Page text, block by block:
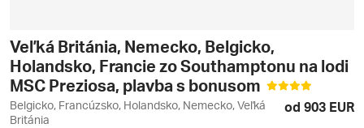
Veľká Británia, Nemecko, Belgicko,
Holandsko, Francie zo Southamptonu na lodi
MSC Preziosa, plavba s bonusom
Belgicko, Francúzsko, Holandsko, Nemecko, Veľká
Británia
od 903 EUR